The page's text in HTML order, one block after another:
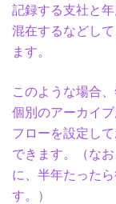
記録する支社と
混在するなどし
ます。
このような場合
個別のアーカイ
フローを設定し
できます。（な
に、半年たった
す。）